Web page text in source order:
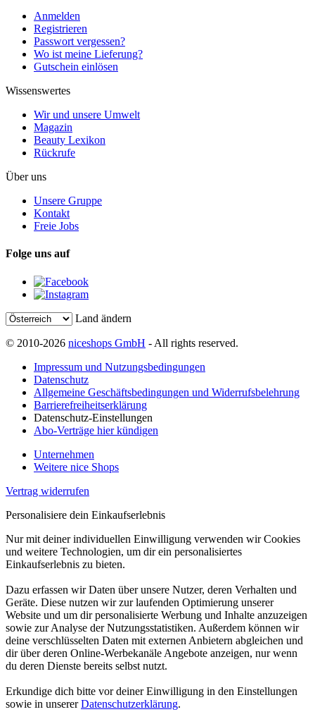
Anmelden
Registrieren
Passwort vergessen?
Wo ist meine Lieferung?
Gutschein einlösen
Wissenswertes
Wir und unsere Umwelt
Magazin
Beauty Lexikon
Rückrufe
Über uns
Unsere Gruppe
Kontakt
Freie Jobs
Folge uns auf
Land ändern
© 2010-2026 niceshops GmbH - All rights reserved.
Impressum und Nutzungsbedingungen
Datenschutz
Allgemeine Geschäftsbedingungen und Widerrufsbelehrung
Barrierefreiheitserklärung
Datenschutz-Einstellungen
Abo-Verträge hier kündigen
Unternehmen
Weitere nice Shops
Vertrag widerrufen
Personalisiere dein Einkaufserlebnis
Nur mit deiner individuellen Einwilligung verwenden wir Cookies
und weitere Technologien, um dir ein personalisiertes
Einkaufserlebnis zu bieten.
Dazu erfassen wir Daten über unsere Nutzer, deren Verhalten und
Geräte. Diese nutzen wir zur laufenden Optimierung unserer
Website und um dir personalisierte Werbung und Inhalte anzuzeigen
sowie zur Analyse der Nutzungsstatistiken. Außerdem können wir
deine verschlüsselten Daten mit externen Anbietern abgleichen und
dir über deren Online-Werbekanäle Angebote anzeigen, nur wenn
du deren Dienste bereits selbst nutzt.
Erkundige dich bitte vor deiner Einwilligung in den Einstellungen
sowie in unsererDatenschutzerklärung.